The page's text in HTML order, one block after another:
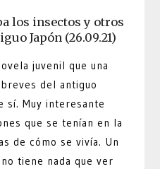
los insectos y otros
Japón (26.09.21)
juvenil que una
del antiguo
sí. Muy interesante
que se tenían en la
de cómo se vivía. Un
tiene nada que ver